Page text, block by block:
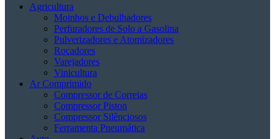
Agricultura
Moinhos e Debulhadores
Perfuradores de Solo a Gasolina
Pulverizadores e Atomizadores
Roçadores
Varejadores
Vinicultura
Ar Comprimido
Compressor de Correias
Compressor Piston
Compressor Silênciosos
Ferramenta Pneumática